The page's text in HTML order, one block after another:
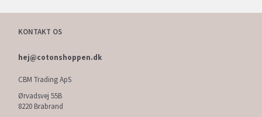
KONTAKT OS
hej@cotonshoppen.dk
CBM Trading ApS
Ørvadsvej 55B
8220 Brabrand